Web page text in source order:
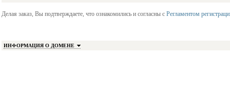
Делая заказ, Вы подтверждаете, что ознакомились и согласны с Регламентом
ИНФОРМАЦИЯ О ДОМЕНЕ